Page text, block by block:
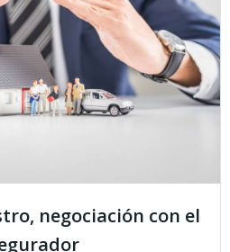
negociación con el